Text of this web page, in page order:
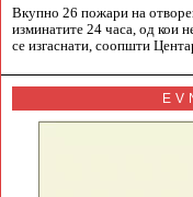
Вкупно 26 пожари на
изминатите 24 часа, од кои
се изгаснати, соопшти